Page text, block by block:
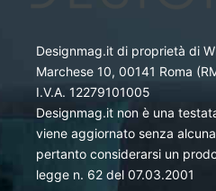
Designmag.it di proprietà di
Marchese 10, 00141 Roma
I.V.A. 12279101005
Designmag.it non è una
viene aggiornato senza
pertanto considerarsi un
legge n. 62 del 07.03.2001